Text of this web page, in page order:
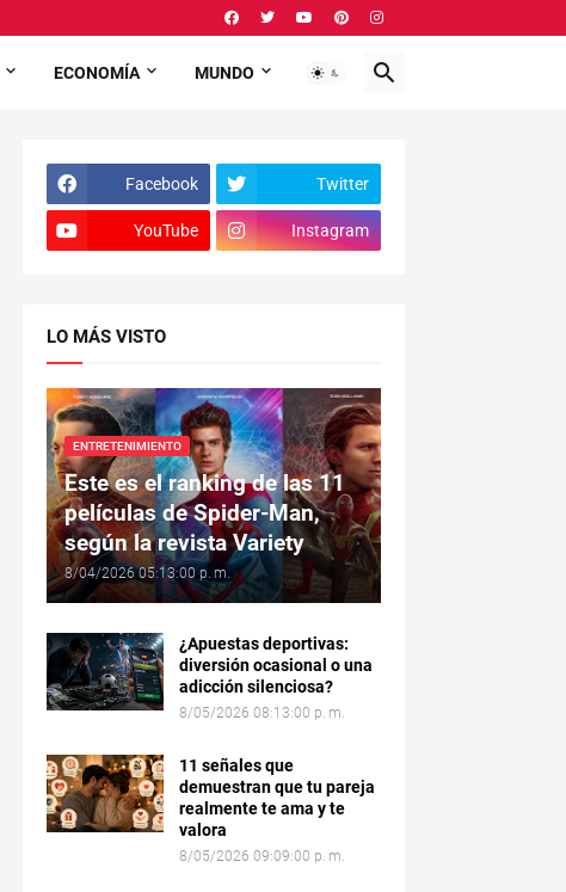
ECONOMÍA MUNDO
Facebook Twitter
YouTube Instagram
LO MÁS VISTO
ENTRETENIMIENTO
Este es el ranking de las 11
películas de Spider-Man,
según la revista Variety
8/04/2026 05:13:00 p. m.
¿Apuestas deportivas:
diversión ocasional o una
adicción silenciosa?
8/05/2026 08:13:00 p. m.
11 señales que
demuestran que tu pareja
realmente te ama y te
valora
8/05/2026 09:09:00 p. m.